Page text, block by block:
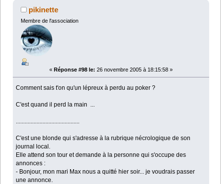
pikinette
Membre de l'association
« Réponse #98 le: 26 novembre 2005 à 18:15:58 »
Comment sais t'on qu'un lépreux à perdu au poker ?
C'est quand il perd la main ...
C'est une blonde qui s'adresse à la rubrique nécrologique de son
journal local.
Elle attend son tour et demande à la personne qui s'occupe des
annonces :
- Bonjour, mon mari Max nous a quitté hier soir... je voudrais passer
une annonce.